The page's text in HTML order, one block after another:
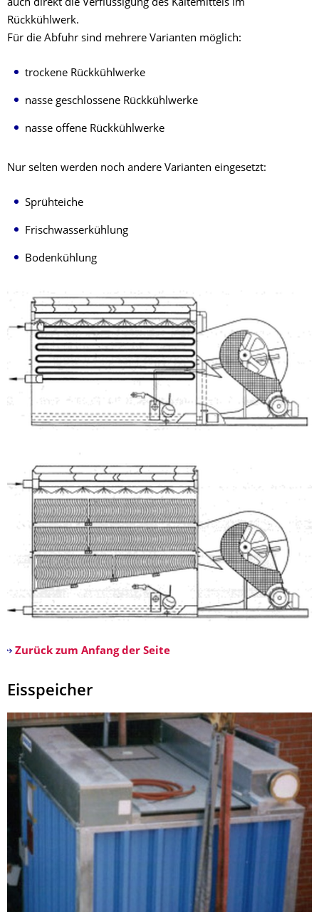
auch direkt die Verflüssigung des Kältemittels im
Rückkühlwerk.
Für die Abfuhr sind mehrere Varianten möglich:
trockene Rückkühlwerke
nasse geschlossene Rückkühlwerke
nasse offene Rückkühlwerke
Nur selten werden noch andere Varianten eingesetzt:
Sprühteiche
Frischwasserkühlung
Bodenkühlung
Zurück zum Anfang der Seite
Eisspeicher